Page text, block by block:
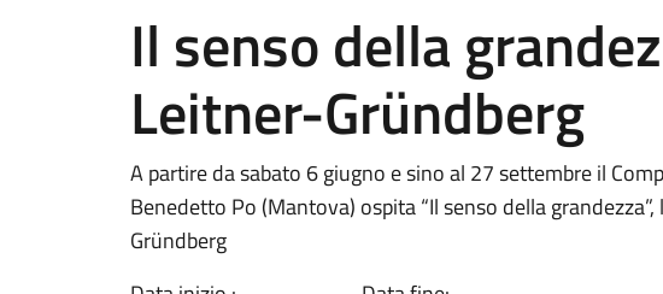
Il senso della
Leitner-Gründberg
A partire da sabato 6 giugno e sino al 27 settembre il
Benedetto Po (Mantova) ospita “Il senso della
Gründberg